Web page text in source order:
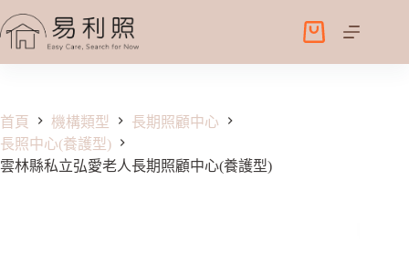
至
容
購
物
首頁 機構類型
長期照顧中心
長照中心(養護型)
雲林縣私立弘愛老人長期照顧中心(養護型)